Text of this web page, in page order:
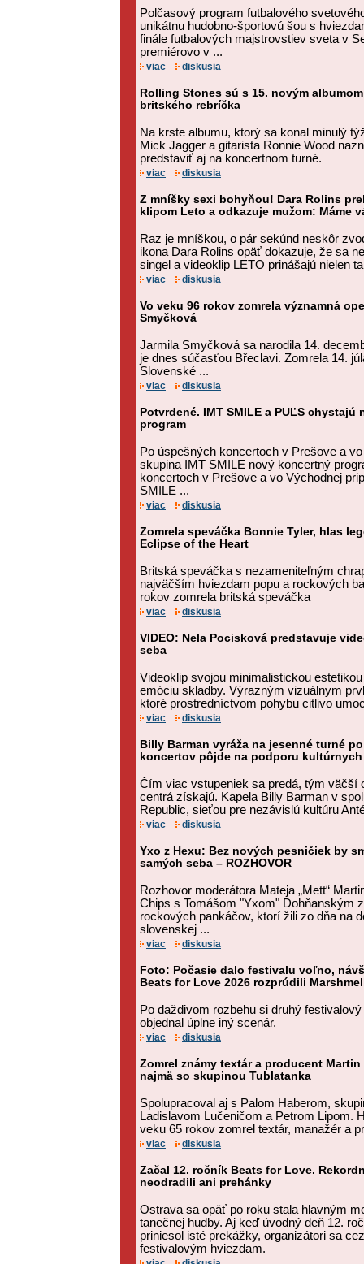
Polčasový program futbalového
unikátnu hudobno-športovú šou s
finále futbalových majstrovstiev sveta v
premiérovo v ...
viac diskusia
Rolling Stones sú s 15. novým
britského rebríčka
Na krste albumu, ktorý sa konal minulý
Mick Jagger a gitarista Ronnie Wood
predstaviť aj na koncertnom turné.
viac diskusia
Z mníšky sexi bohyňou! Dara Rolins
klipom Leto a odkazuje mužom: Máme
Raz je mníškou, o pár sekúnd neskôr
ikona Dara Rolins opäť dokazuje, že sa
singel a videoklip LETO prinášajú nielen
viac diskusia
Vo veku 96 rokov zomrela významná
Smyčková
Jarmila Smyčková sa narodila 14.
je dnes súčasťou Břeclavi. Zomrela 14.
Slovenské ...
viac diskusia
Potvrdené. IMT SMILE a PUĽS
program
Po úspešných koncertoch v Prešove a
skupina IMT SMILE nový koncertný
koncertoch v Prešove a vo Východnej
SMILE ...
viac diskusia
Zomrela speváčka Bonnie Tyler, hlas
Eclipse of the Heart
Britská speváčka s nezameniteľným
najväčším hviezdam popu a rockových
rokov zomrela britská speváčka
viac diskusia
VIDEO: Nela Pocisková predstavuje
seba
Videoklip svojou minimalistickou
emóciu skladby. Výrazným vizuálnym
ktoré prostredníctvom pohybu citlivo
viac diskusia
Billy Barman vyráža na jesenné turné
koncertov pôjde na podporu
Čím viac vstupeniek sa predá, tým väčší
centrá získajú. Kapela Billy Barman v
Republic, sieťou pre nezávislú kultúru
viac diskusia
Yxo z Hexu: Bez nových pesničiek by
samých seba – ROZHOVOR
Rozhovor moderátora Mateja „Mett“
Chips s Tomášom "Yxom" Dohňanským
rockových pankáčov, ktorí žili zo dňa na
slovenskej ...
viac diskusia
Foto: Počasie dalo festivalu voľno,
Beats for Love 2026 rozprúdili
Po daždivom rozbehu si druhý
objednal úplne iný scenár.
viac diskusia
Zomrel známy textár a producent
najmä so skupinou Tublatanka
Spolupracoval aj s Palom Haberom,
Ladislavom Lučeničom a Petrom Lipom.
veku 65 rokov zomrel textár, manažér a
viac diskusia
Začal 12. ročník Beats for Love.
neodradili ani prehánky
Ostrava sa opäť po roku stala hlavným
tanečnej hudby. Aj keď úvodný deň 12.
priniesol isté prekážky, organizátori sa
festivalovým hviezdam.